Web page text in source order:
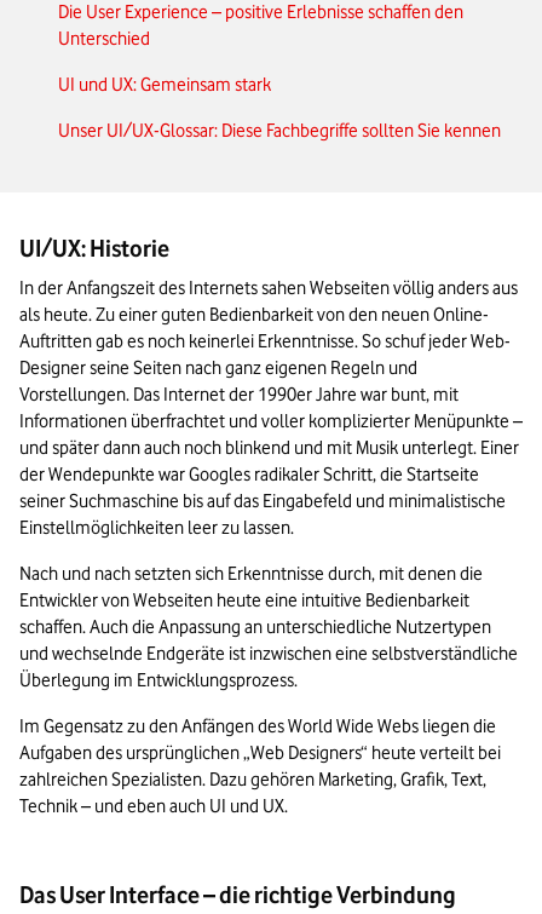
Die User Experience – positive Erlebnisse schaffen den
Unterschied
UI und UX: Gemeinsam stark
Unser UI/UX-Glossar: Diese Fachbegriffe sollten Sie kennen
UI/UX: Historie
In der Anfangszeit des Internets sahen Webseiten völlig anders aus
als heute. Zu einer guten Bedienbarkeit von den neuen Online-
Auftritten gab es noch keinerlei Erkenntnisse. So schuf jeder Web-
Designer seine Seiten nach ganz eigenen Regeln und
Vorstellungen. Das Internet der 1990er Jahre war bunt, mit
Informationen überfrachtet und voller komplizierter Menüpunkte –
und später dann auch noch blinkend und mit Musik unterlegt. Einer
der Wendepunkte war Googles radikaler Schritt, die Startseite
seiner Suchmaschine bis auf das Eingabefeld und minimalistische
Einstellmöglichkeiten leer zu lassen.
Nach und nach setzten sich Erkenntnisse durch, mit denen die
Entwickler von Webseiten heute eine intuitive Bedienbarkeit
schaffen. Auch die Anpassung an unterschiedliche Nutzertypen
und wechselnde Endgeräte ist inzwischen eine selbstverständliche
Überlegung im Entwicklungsprozess.
Im Gegensatz zu den Anfängen des World Wide Webs liegen die
Aufgaben des ursprünglichen „Web Designers“ heute verteilt bei
zahlreichen Spezialisten. Dazu gehören Marketing, Grafik, Text,
Technik – und eben auch UI und UX.
Das User Interface – die richtige Verbindung